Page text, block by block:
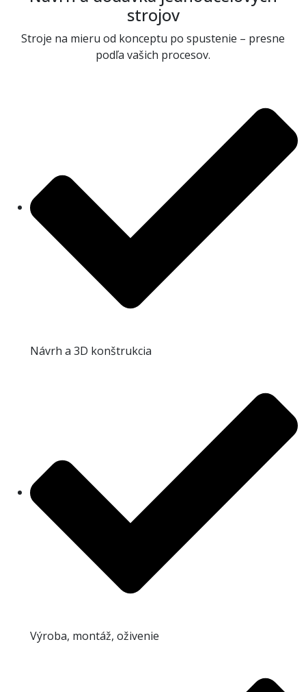
strojov
Stroje na mieru od konceptu po spustenie – presne
podľa vašich procesov.
Návrh a 3D konštrukcia
Výroba, montáž, oživenie